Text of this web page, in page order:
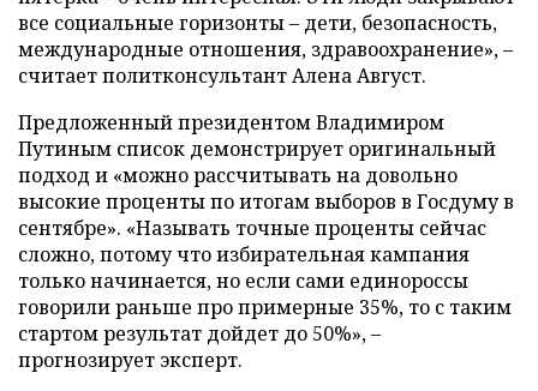
все социальные горизонты – дети, безопасность,
международные отношения, здравоохранение», –
считает политконсультант Алена Август.
Предложенный президентом Владимиром
Путиным список демонстрирует оригинальный
подход и «можно рассчитывать на довольно
высокие проценты по итогам выборов в Госдуму в
сентябре». «Называть точные проценты сейчас
сложно, потому что избирательная кампания
только начинается, но если сами единороссы
говорили раньше про примерные 35%, то с таким
стартом результат дойдет до 50%», –
прогнозирует эксперт.